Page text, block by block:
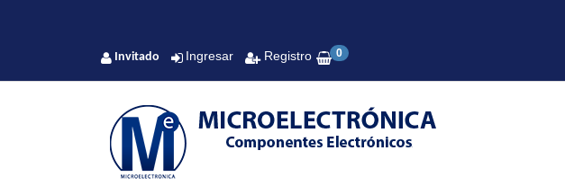
Invitado Ingresar Registro 0